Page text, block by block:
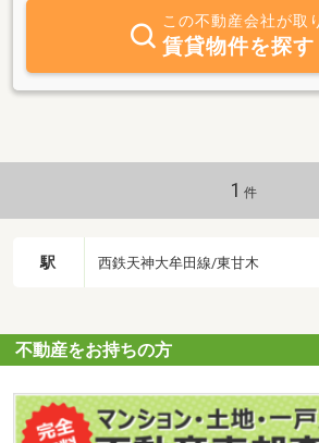
この不動産会社が取
賃貸物件を探す
1 件
駅 西鉄天神大牟田線/東甘木
不動産をお持ちの方